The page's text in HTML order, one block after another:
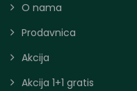
O nama
Prodavnica
Akcija
Akcija 1+1 gratis